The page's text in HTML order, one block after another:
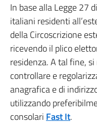
In base alla Legge 27
italiani residenti
della Circoscrizione
ricevendo il plico
residenza. A tal fine,
controllare e
anagrafica e di
utilizzando
consolari Fast It.